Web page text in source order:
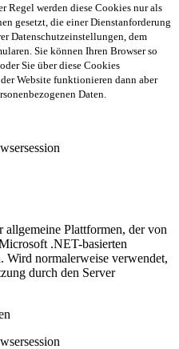
Regel werden diese Cookies nur als
gesetzt, die einer Dienstanforderung
Datenschutzeinstellungen, dem
Sie können Ihren Browser so
Sie über diese Cookies
Website funktionieren dann aber
Daten.
allgemeine Plattformen, der von
.NET-basierten
Wird normalerweise verwendet,
durch den Server